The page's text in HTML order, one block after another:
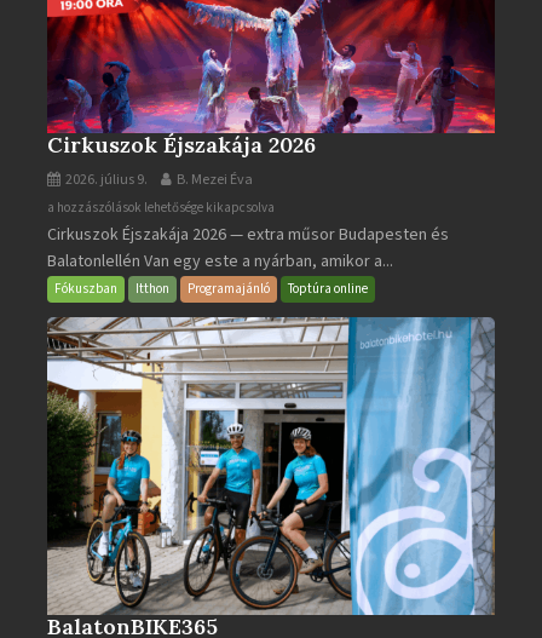
Cirkuszok Éjszakája 2026
2026. július 9. B. Mezei Éva
Cirkuszok
Éjszakája
2026
bejegyzéshez
a hozzászólások lehetősége kikapcsolva
Cirkuszok Éjszakája 2026 — extra műsor Budapesten és
Balatonlellén Van egy este a nyárban, amikor a...
Fókuszban Itthon Programajánló Toptúra online
BalatonBIKE365